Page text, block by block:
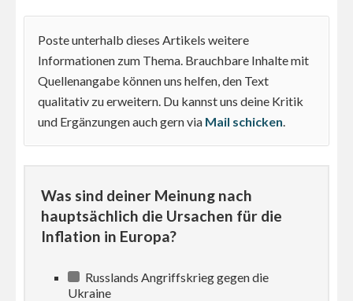
Poste unterhalb dieses Artikels weitere
Informationen zum Thema. Brauchbare Inhalte mit
Quellenangabe können uns helfen, den Text
qualitativ zu erweitern. Du kannst uns deine Kritik
und Ergänzungen auch gern via Mail schicken.
Was sind deiner Meinung nach
hauptsächlich die Ursachen für die
Inflation in Europa?
Russlands Angriffskrieg gegen die
Ukraine